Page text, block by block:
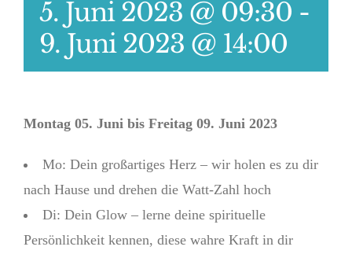
5. Juni 2023 @ 09:30 -
9. Juni 2023 @ 14:00
Montag 05. Juni bis Freitag 09. Juni 2023
Mo: Dein großartiges Herz – wir holen es zu dir
nach Hause und drehen die Watt-Zahl hoch
Di: Dein Glow – lerne deine spirituelle
Persönlichkeit kennen, diese wahre Kraft in dir